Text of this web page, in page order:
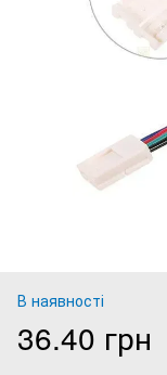
В наявності
36.40 грн